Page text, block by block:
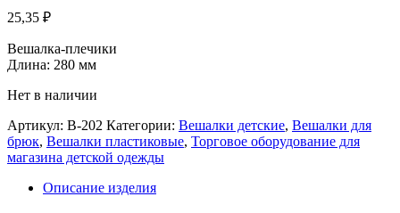
25,35 ₽
Вешалка-плечики
Длина: 280 мм
Нет в наличии
Артикул: В-202 Категории: Вешалки детские, Вешалки для
брюк, Вешалки пластиковые, Торговое оборудование для
магазина детской одежды
Описание изделия